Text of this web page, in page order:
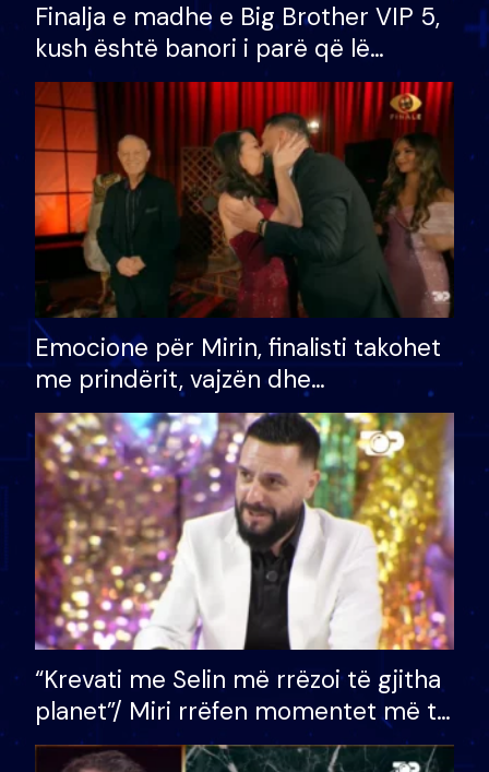
Finalja e madhe e Big Brother VIP 5,
kush është banori i parë që lë
shtëpinë dhe humb mundësinë për
të fituar çmimin e madh
Emocione për Mirin, finalisti takohet
me prindërit, vajzën dhe
bashkëshorten: S’kemi ndonjë letër
divorci apo jo?
“Krevati me Selin më rrëzoi të gjitha
planet”/ Miri rrëfen momentet më të
bukura në shtëpinë e BB VIP: Do më